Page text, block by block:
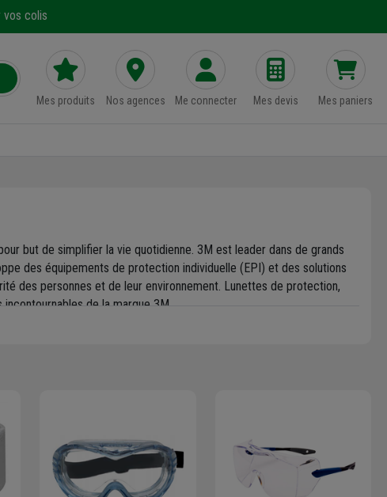
vos colis
Mes produits Nos agences Me connecter Mes devis Mes paniers
but de simplifier la vie quotidienne. 3M est leader dans de grands
des équipements de protection individuelle (EPI) et des solutions
des personnes et de leur environnement. Lunettes de protection,
de la marque 3M.